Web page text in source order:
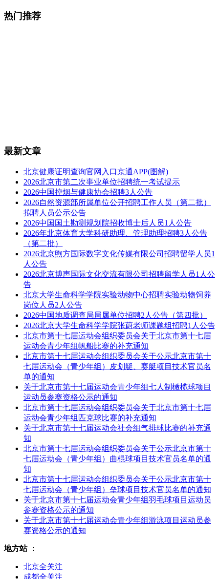
热门推荐
最新文章
北京健康证明查询官网入口京通APP(图解)
2026北京市第二次事业单位招聘统一考试提示
2026中国控烟与健康协会招聘3人公告
2026自然资源部所属单位公开招聘工作人员（第二批）
拟聘人员公示公告
2026中国国土勘测规划院招收博士后人员1人公告
2026年北京体育大学科研助理、管理助理招聘3人公告
（第二批）
2026北京煦方国际数字文化传媒有限公司招聘留学人员1
人公告
2026北京博声国际文化交流有限公司招聘留学人员1人公
告
北京大学生命科学学院实验动物中心招聘实验动物饲养
岗位人员2人公告
2026中国地质调查局局属单位招聘2人公告（第四批）
2026北京大学生命科学学院张蔚老师课题组招聘1人公告
北京市第十七届运动会组织委员会关于北京市第十七届
运动会青少年组帆船比赛的补充通知
北京市第十七届运动会组织委员会关于公示北京市第十
七届运动会（青少年组）皮划艇、赛艇项目技术官员名
单的通知
关于北京市第十七届运动会青少年组七人制橄榄球项目
运动员参赛资格公示的通知
北京市第十七届运动会组织委员会关于北京市第十七届
运动会青少年组匹克球比赛的补充通知
关于北京市第十七届运动会社会组气排球比赛的补充通
知
北京市第十七届运动会组织委员会关于公示北京市第十
七届运动会（青少年组）曲棍球项目技术官员名单的通
知
北京市第十七届运动会组织委员会关于公示北京市第十
七届运动会（青少年组）垒球项目技术官员名单的通知
关于北京市第十七届运动会青少年组羽毛球项目运动员
参赛资格公示的通知
关于北京市第十七届运动会青少年组游泳项目运动员参
赛资格公示的通知
地方站 ：
北京全关注
成都全关注